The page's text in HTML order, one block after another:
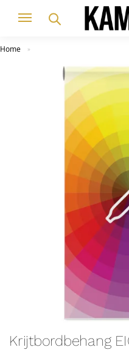
Home »
Krijtbordbehang